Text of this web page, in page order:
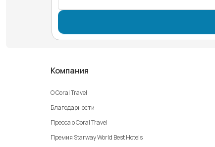
Компания
О Coral Travel
Благодарности
Пресса о Coral Travel
Премия Starway World Best Hotels